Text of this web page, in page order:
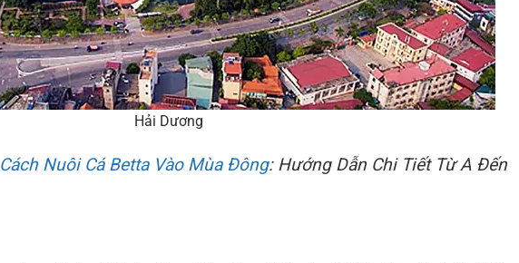
Hải Dương
Cách Nuôi Cá Betta Vào Mùa Đông: Hướng Dẫn Chi Tiết Từ A Đến